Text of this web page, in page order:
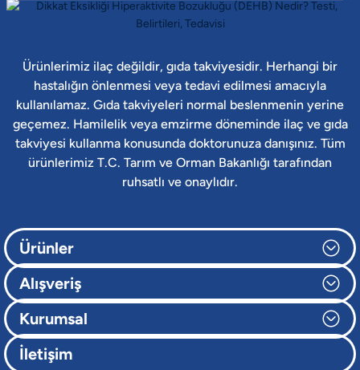
Ürünlerimiz ilaç değildir, gıda takviyesidir. Herhangi bir
hastalığın önlenmesi veya tedavi edilmesi amacıyla
kullanılamaz. Gıda takviyeleri normal beslenmenin yerine
geçemez. Hamilelik veya emzirme döneminde ilaç ve gıda
takviyesi kullanma konusunda doktorunuza danışınız. Tüm
ürünlerimiz T.C. Tarım ve Orman Bakanlığı tarafından
ruhsatlı ve onaylıdır.
Ürünler
Alışveriş
Kurumsal
İletişim